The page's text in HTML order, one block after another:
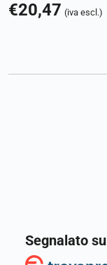
€20,47 (iva escl.)
Segnalato su